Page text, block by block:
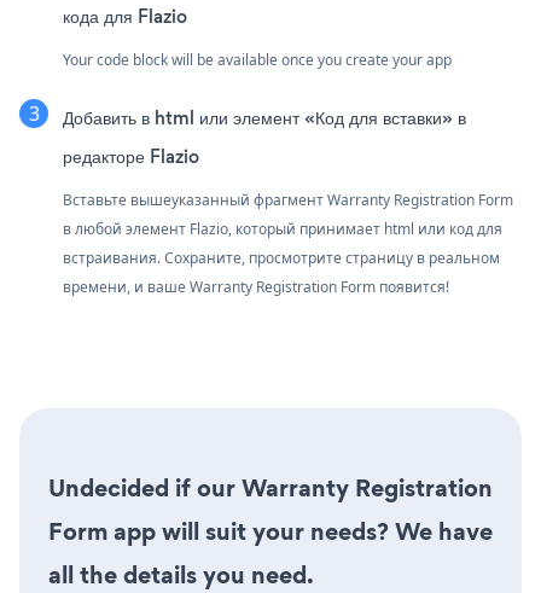
кода для Flazio
Your code block will be available once you create your app
Добавить в html или элемент «Код для вставки» в
редакторе Flazio
Вставьте вышеуказанный фрагмент Warranty Registration Form
в любой элемент Flazio, который принимает html или код для
встраивания. Сохраните, просмотрите страницу в реальном
времени, и ваше Warranty Registration Form появится!
Undecided if our Warranty Registration
Form app will suit your needs? We have
all the details you need.